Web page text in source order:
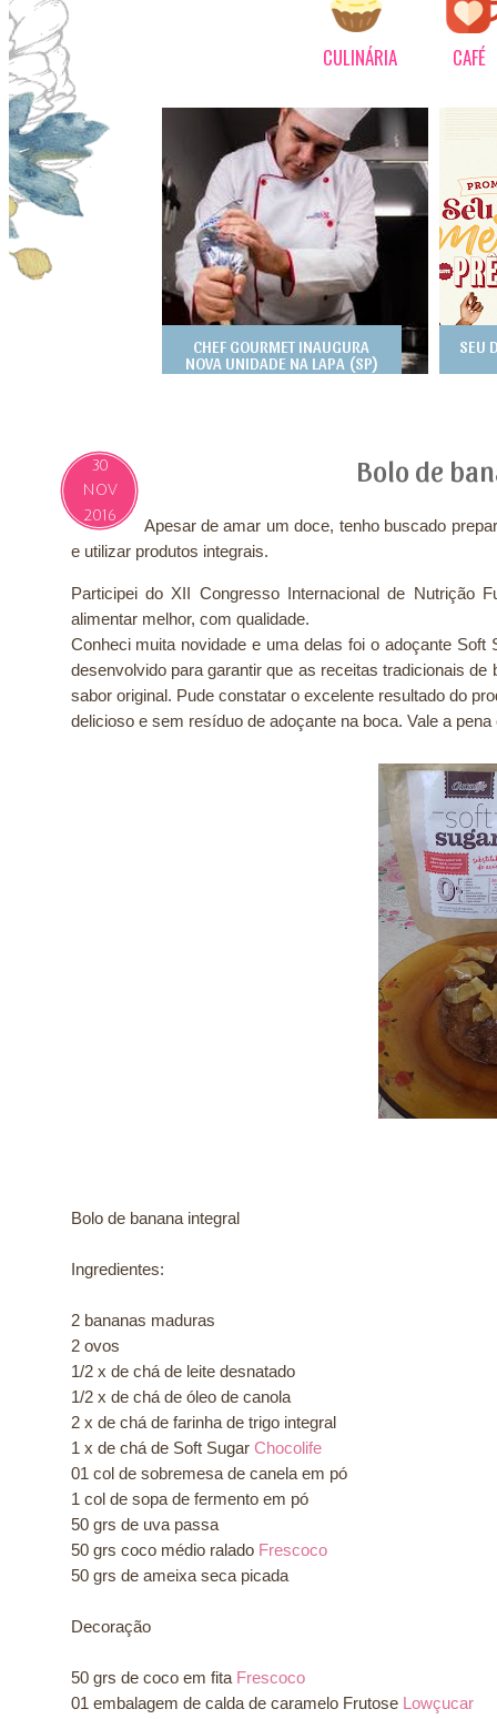
CULINÁRIA CAFÉ
CHEF GOURMET INAUGURA
NOVA UNIDADE NA LAPA (SP)
SEU
30
NOV
2016
Bolo de
Apesar de amar um doce, tenho buscado
e utilizar produtos integrais.
Participei do XII Congresso Internacional de Nutrição
alimentar melhor, com qualidade.
Conheci muita novidade e uma delas foi o adoçante Soft
desenvolvido para garantir que as receitas tradicionais
sabor original. Pude constatar o excelente resultado do
delicioso e sem resíduo de adoçante na boca. Vale a pena
Bolo de banana integral
Ingredientes:
2 bananas maduras
2 ovos
1/2 x de chá de leite desnatado
1/2 x de chá de óleo de canola
2 x de chá de farinha de trigo integral
1 x de chá de Soft Sugar Chocolife
01 col de sobremesa de canela em pó
1 col de sopa de fermento em pó
50 grs de uva passa
50 grs coco médio ralado Frescoco
50 grs de ameixa seca picada
Decoração
50 grs de coco em fita Frescoco
01 embalagem de calda de caramelo Frutose Lowçucar